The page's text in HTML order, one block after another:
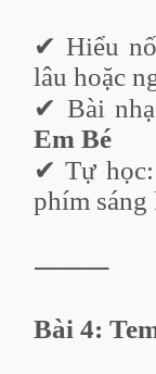
✔ Hiểu
lâu hoặc
✔ Bài
Em Bé
✔ Tự học:
phím
⸻
Bài 4: